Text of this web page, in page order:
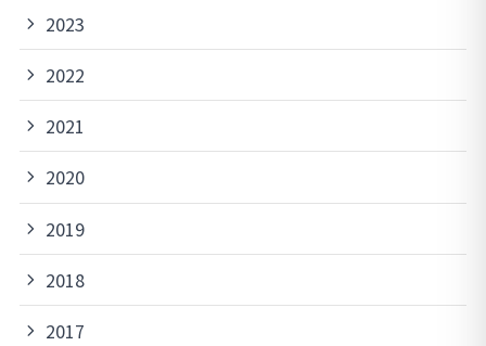
2023
2022
2021
2020
2019
2018
2017